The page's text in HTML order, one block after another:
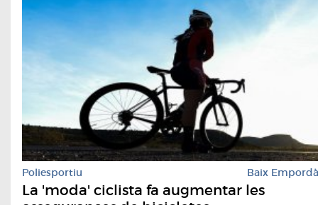
Poliesportiu Baix Empordà
La 'moda' ciclista fa augmentar les